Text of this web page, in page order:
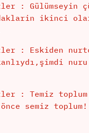
: Gülümseyin
ikinci
: Eskiden
: Temiz toplum
semiz toplum!